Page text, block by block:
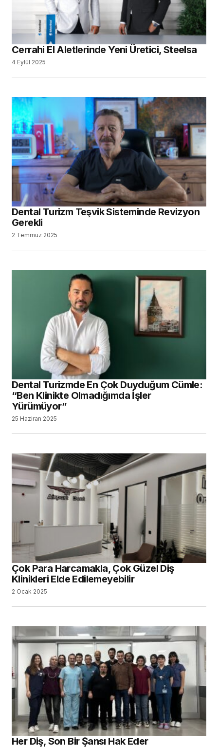
Cerrahi El Aletlerinde Yeni Üretici, Steelsa
4 Eylül 2025
Dental Turizm Teşvik Sisteminde Revizyon
Gerekli
2 Temmuz 2025
Dental Turizmde En Çok Duyduğum Cümle:
“Ben Klinikte Olmadığımda İşler
Yürümüyor”
25 Haziran 2025
Çok Para Harcamakla, Çok Güzel Diş
Klinikleri Elde Edilemeyebilir
2 Ocak 2025
Her Diş, Son Bir Şansı Hak Eder